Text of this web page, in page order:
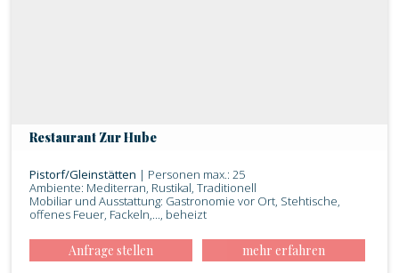
Restaurant Zur Hube
Pistorf/Gleinstätten | Personen max.: 25
Ambiente: Mediterran, Rustikal, Traditionell
Mobiliar und Ausstattung: Gastronomie vor Ort, Stehtische,
offenes Feuer, Fackeln,..., beheizt
Anfrage stellen mehr erfahren